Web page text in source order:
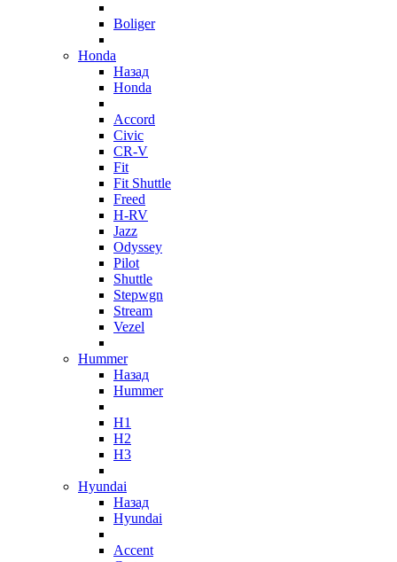
Boliger
Honda
Назад
Honda
Accord
Civic
CR-V
Fit
Fit Shuttle
Freed
H-RV
Jazz
Odyssey
Pilot
Shuttle
Stepwgn
Stream
Vezel
Hummer
Назад
Hummer
H1
H2
H3
Hyundai
Назад
Hyundai
Accent